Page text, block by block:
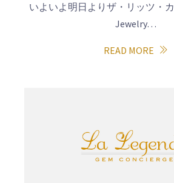
いよいよ明日よりザ・リッツ・
Jewelry…
READ MORE